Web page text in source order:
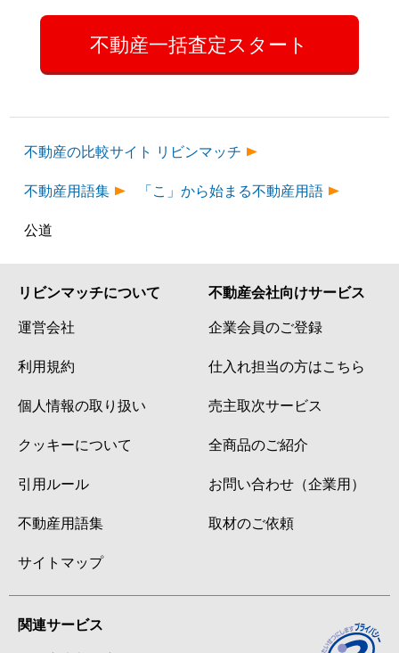
不動産一括査定スタート
不動産の比較サイト リビンマッチ
不動産用語集
「こ」から始まる不動産用語
公道
リビンマッチについて
運営会社
利用規約
個人情報の取り扱い
クッキーについて
引用ルール
不動産用語集
サイトマップ
不動産会社向けサービス
企業会員のご登録
仕入れ担当の方はこちら
売主取次サービス
全商品のご紹介
お問い合わせ（企業用）
取材のご依頼
関連サービス